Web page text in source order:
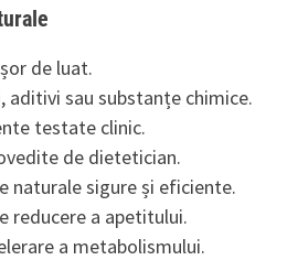
de luat.
aditivi sau substanțe chimice.
testate clinic.
de dietetician.
naturale sigure și eficiente.
reducere a apetitului.
a metabolismului.